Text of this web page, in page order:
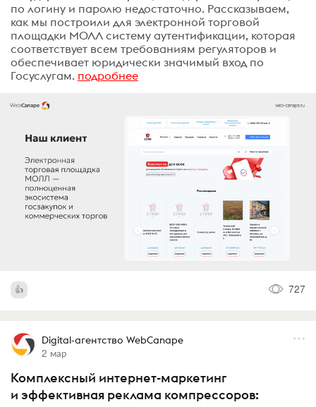
по логину и паролю недостаточно. Рассказываем,
как мы построили для электронной торговой
площадки МОЛЛ систему аутентификации, которая
соответствует всем требованиям регуляторов и
обеспечивает юридически значимый вход по
Госуслугам. подробнее
727
Digital-агентство WebCanape
2 мар
Комплексный интернет-маркетинг
и эффективная реклама компрессоров: